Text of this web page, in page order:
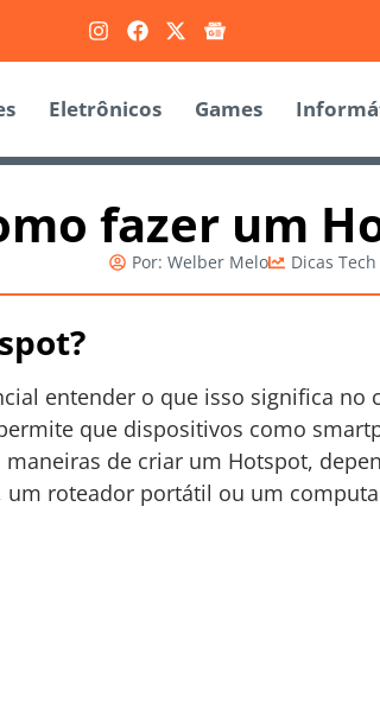
Eletrônicos Games
fazer um
Por: Welber Melo Dicas Tech
entender o que isso significa
que dispositivos como
de criar um Hotspot,
roteador portátil ou um